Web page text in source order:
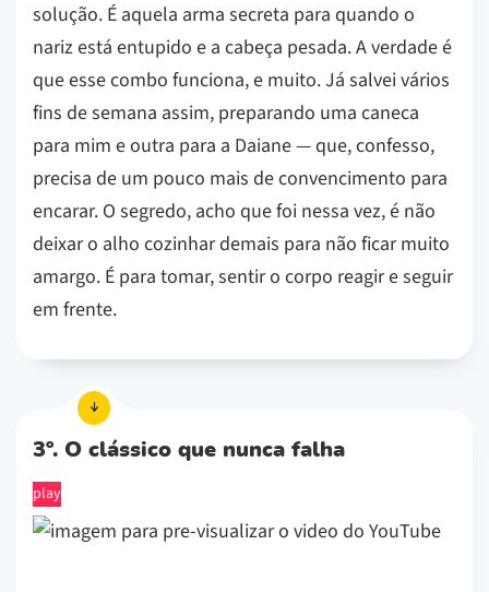
solução. É aquela arma secreta para quando o
nariz está entupido e a cabeça pesada. A verdade é
que esse combo funciona, e muito. Já salvei vários
fins de semana assim, preparando uma caneca
para mim e outra para a Daiane — que, confesso,
precisa de um pouco mais de convencimento para
encarar. O segredo, acho que foi nessa vez, é não
deixar o alho cozinhar demais para não ficar muito
amargo. É para tomar, sentir o corpo reagir e seguir
em frente.
3º. O clássico que nunca falha
play